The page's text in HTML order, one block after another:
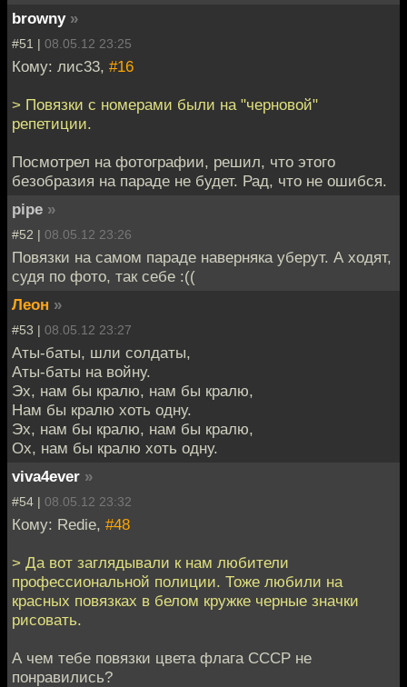
browny »
#51 | 08.05.12 23:25
Кому: лис33, #16
> Повязки с номерами были на "черновой"
репетиции.
Посмотрел на фотографии, решил, что этого
безобразия на параде не будет. Рад, что не ошибся.
pipe »
#52 | 08.05.12 23:26
Повязки на самом параде наверняка уберут. А ходят,
судя по фото, так себе :((
Леон »
#53 | 08.05.12 23:27
Аты-баты, шли солдаты,
Аты-баты на войну.
Эх, нам бы кралю, нам бы кралю,
Нам бы кралю хоть одну.
Эх, нам бы кралю, нам бы кралю,
Ох, нам бы кралю хоть одну.
viva4ever »
#54 | 08.05.12 23:32
Кому: Redie, #48
> Да вот заглядывали к нам любители
профессиональной полиции. Тоже любили на
красных повязках в белом кружке черные значки
рисовать.
А чем тебе повязки цвета флага СССР не
понравились?